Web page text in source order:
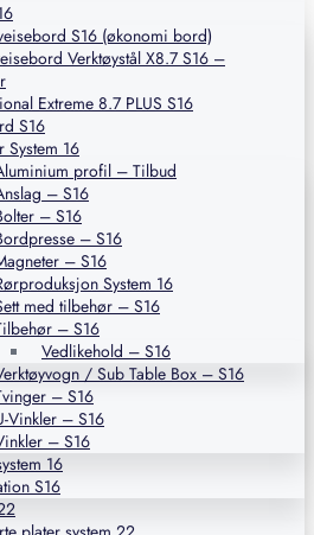
S16 (økonomi bord)
Verktøystål X8.7 S16 –
Extreme 8.7 PLUS S16
S16
System 16
profil – Tilbud
– S16
– S16
– S16
– S16
System 16
med tilbehør – S16
– S16
Vedlikehold – S16
/ Sub Table Box – S16
– S16
Vinkler – S16
– S16
16
S16